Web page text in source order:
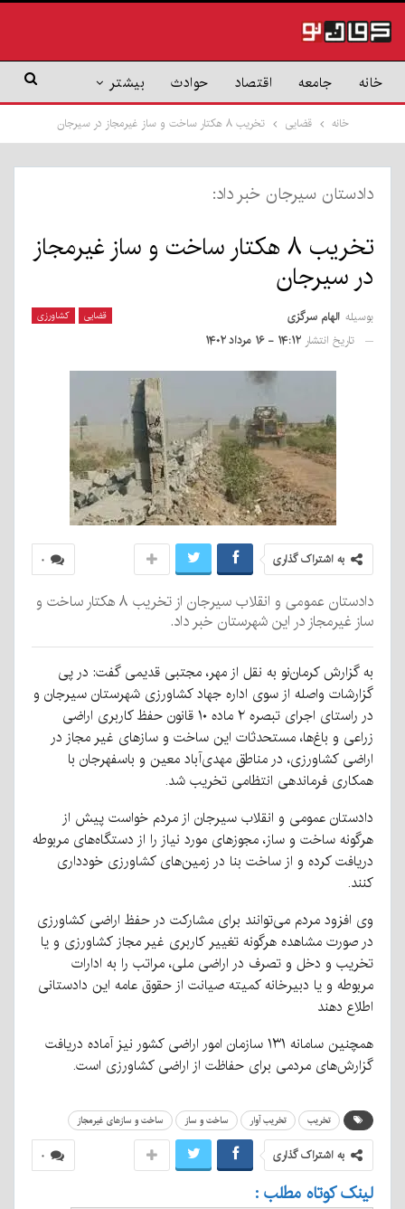
خانه جامعه اقتصاد حوادث بیشتر
خانه قضایی تخریب ۸ هکتار ساخت و ساز غیرمجاز در سیرجان
دادستان سیرجان خبر داد:
تخریب ۸ هکتار ساخت و ساز غیرمجاز
در سیرجان
قضایی کشاورزی بوسیله الهام سرگزی
تاریخ انتشار ۱۴:۱۲ - ۱۶ مرداد ۱۴۰۲
۰ به اشتراک گذاری
دادستان عمومی و انقلاب سیرجان از تخریب ۸ هکتار ساخت و
ساز غیرمجاز در این شهرستان خبر داد.
به گزارش کرمان‌نو به نقل از مهر، مجتبی قدیمی گفت: در پی
گزارشات واصله از سوی اداره جهاد کشاورزی شهرستان سیرجان و
در راستای اجرای تبصره ۲ ماده ۱۰ قانون حفظ کاربری اراضی
زراعی و باغ‌ها، مستحدثات این ساخت و سازهای غیر مجاز در
اراضی کشاورزی، در مناطق مهدی‌آباد معین و باسفهرجان با
همکاری فرماندهی انتظامی تخریب شد.
دادستان عمومی و انقلاب سیرجان از مردم خواست پیش از
هرگونه ساخت و ساز، مجوزهای مورد نیاز را از دستگاه‌های مربوطه
دریافت کرده و از ساخت بنا در زمین‌های کشاورزی خودداری
کنند.
وی افزود مردم می‌توانند برای مشارکت در حفظ اراضی کشاورزی
در صورت مشاهده هرگونه تغییر کاربری غیر مجاز کشاورزی و یا
تخریب و دخل و تصرف در اراضی ملی، مراتب را به ادارات
مربوطه و یا دبیرخانه کمیته صیانت از حقوق عامه این دادستانی
اطلاع دهند
همچنین سامانه ۱۳۱ سازمان امور اراضی کشور نیز آماده دریافت
گزارش‌های مردمی برای حفاظت از اراضی کشاورزی است.
تخریب تخریب آوار ساخت و ساز ساخت و سازهای غیرمجاز
۰ به اشتراک گذاری
لینک کوتاه مطلب :